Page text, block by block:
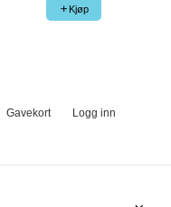
Kjøp
Gavekort Logg inn